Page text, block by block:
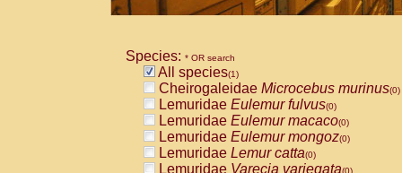
Species: * OR search
All species(1)
Cheirogaleidae Microcebus murinus(0)
Lemuridae Eulemur fulvus(0)
Lemuridae Eulemur macaco(0)
Lemuridae Eulemur mongoz(0)
Lemuridae Lemur catta(0)
Lemuridae Varecia variegata(0)